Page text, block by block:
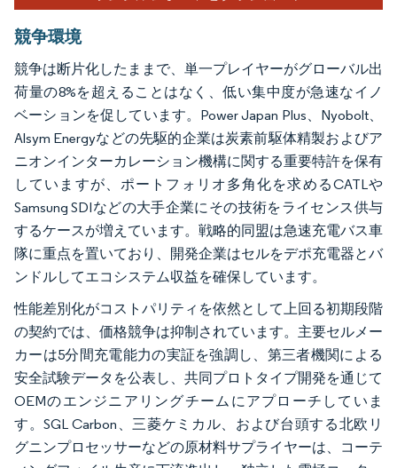
競争環境
競争は断片化したままで、単一プレイヤーがグローバル出
荷量の8%を超えることはなく、低い集中度が急速なイノ
ベーションを促しています。Power Japan Plus、Nyobolt、
Alsym Energyなどの先駆的企業は炭素前駆体精製およびア
ニオンインターカレーション機構に関する重要特許を保有
していますが、ポートフォリオ多角化を求めるCATLや
Samsung SDIなどの大手企業にその技術をライセンス供与
するケースが増えています。戦略的同盟は急速充電バス車
隊に重点を置いており、開発企業はセルをデポ充電器とバ
ンドルしてエコシステム収益を確保しています。
性能差別化がコストパリティを依然として上回る初期段階
の契約では、価格競争は抑制されています。主要セルメー
カーは5分間充電能力の実証を強調し、第三者機関による
安全試験データを公表し、共同プロトタイプ開発を通じて
OEMのエンジニアリングチームにアプローチしていま
す。SGL Carbon、三菱ケミカル、および台頭する北欧リ
グニンプロセッサーなどの原材料サプライヤーは、コーテ